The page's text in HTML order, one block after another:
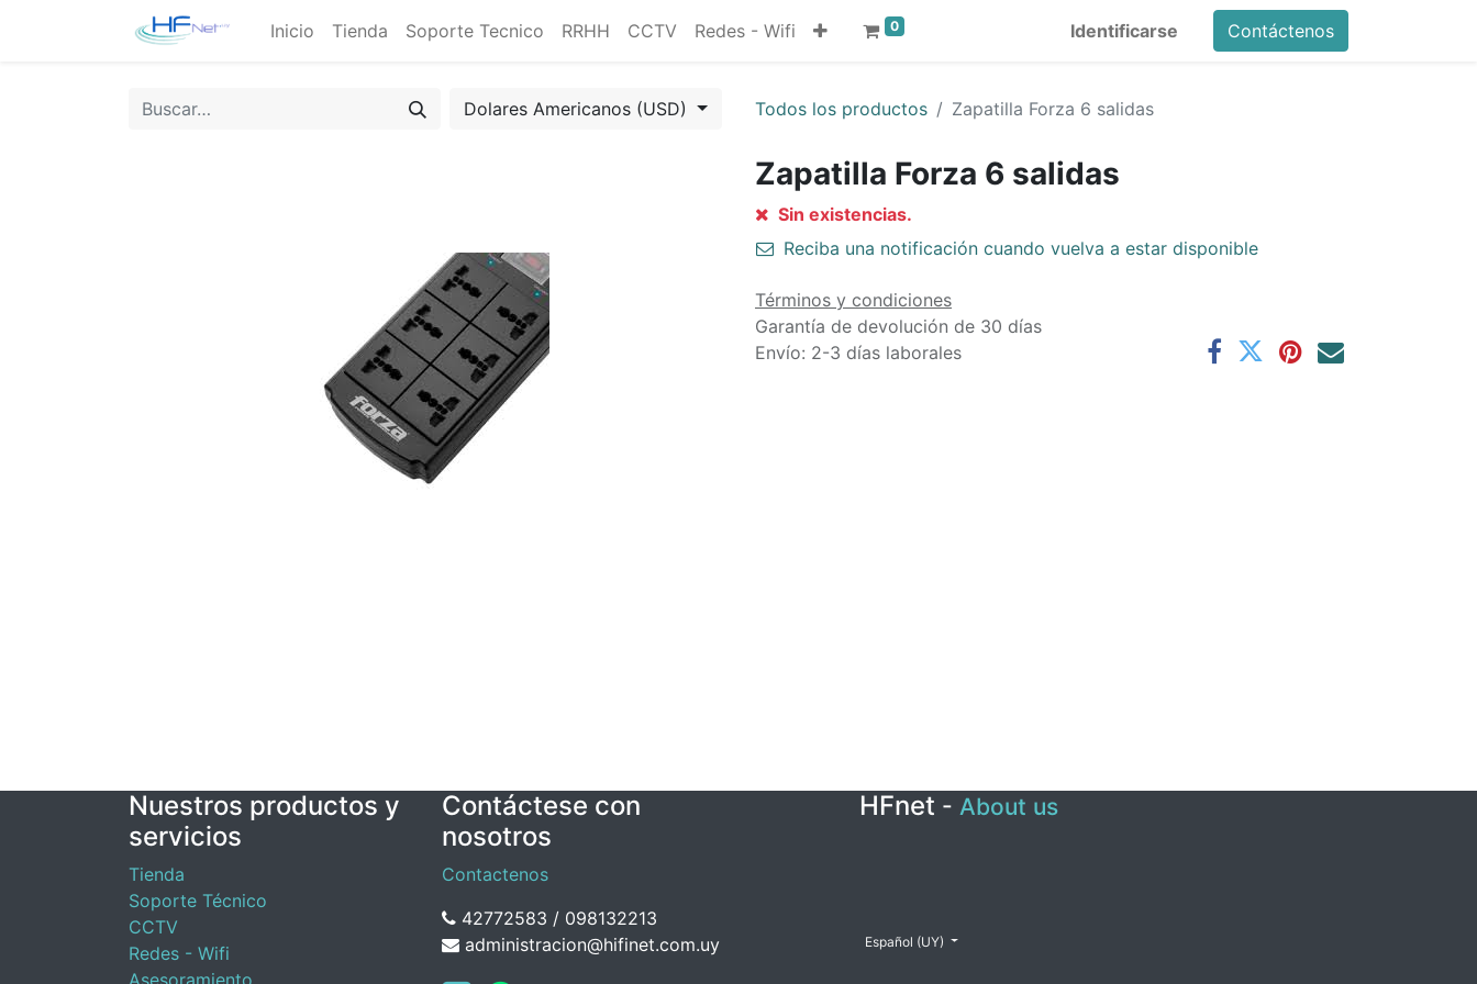
Inicio Tienda Soporte Tecnico RRHH CCTV Redes - Wifi 0 Identificarse Contáctenos
Dolares Americanos (USD) Todos los productos Zapatilla Forza 6 salidas
Zapatilla Forza 6 salidas
Sin existencias.
Reciba una notificación cuando vuelva a estar disponible
Términos y condiciones
Garantía de devolución de 30 días
Envío: 2-3 días laborales
Nuestros productos y
servicios
Tienda
Soporte Técnico
CCTV
Redes - Wifi
Asesoramiento
Contáctese con
nosotros
Contactenos
42772583 / 098132213
administracion@hifinet.com.uy
HFnet - About us
Español (UY)